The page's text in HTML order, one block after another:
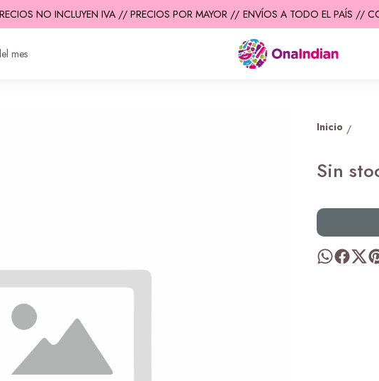
NO INCLUYEN IVA // PRECIOS POR MAYOR // ENVÍOS A TODO EL PAÍS //
mes
Inicio /
Sin